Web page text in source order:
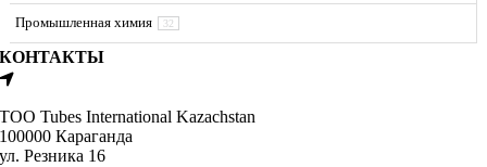
Промышленная химия 32
КОНТАКТЫ
ТОО Tubes International Kazachstan
100000 Караганда
ул. Резника 16